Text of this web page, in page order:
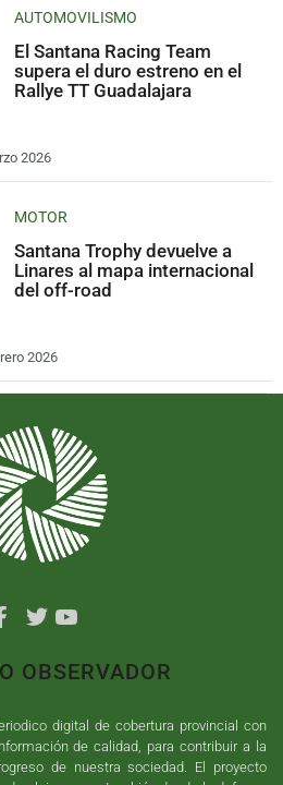
AUTOMOVILISMO
El Santana Racing Team
supera el duro estreno en el
Rallye TT Guadalajara
2026
MOTOR
Santana Trophy devuelve a
Linares al mapa internacional
del off-road
2026
OBSERVADOR
digital de cobertura provincial con
de calidad, para contribuir a la
de nuestra sociedad. El proyecto